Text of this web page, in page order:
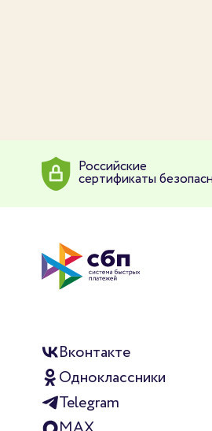
Российские
сертификаты
Вконтакте
Одноклассники
Telegram